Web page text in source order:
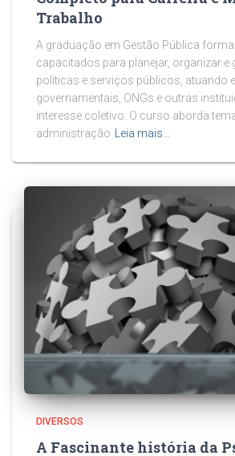
Trabalho
A graduação em Gestão Pública
capacitados para planejar, organizar e
políticas e serviços públicos, atuando
governamentais, ONGs e outras
interesse coletivo. O curso aborda
administração Leia mais…
DIVERSOS
A Fascinante história da